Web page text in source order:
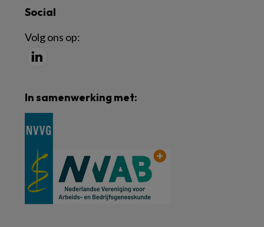
Social
Volg ons op:
In samenwerking met: